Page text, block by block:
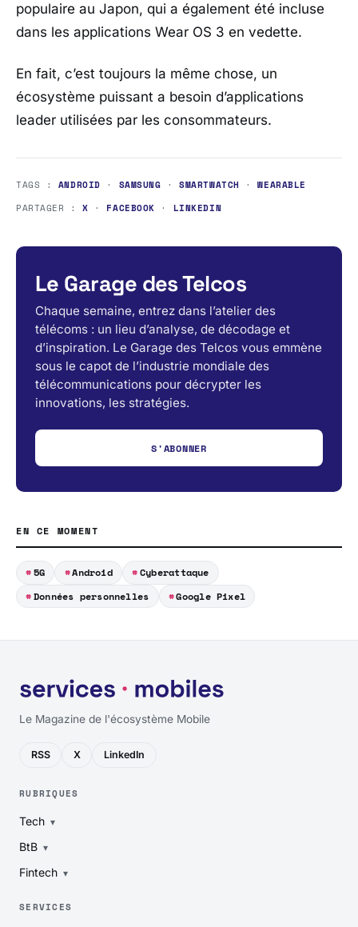
populaire au Japon, qui a également été incluse
dans les applications Wear OS 3 en vedette.
En fait, c’est toujours la même chose, un
écosystème puissant a besoin d’applications
leader utilisées par les consommateurs.
TAGS : ANDROID · SAMSUNG ·SMARTWATCH ·WEARABLE
PARTAGER :X · FACEBOOK · LINKEDIN
Le Garage des Telcos
Chaque semaine, entrez dans l’atelier des
télécoms : un lieu d’analyse, de décodage et
d’inspiration. Le Garage des Telcos vous emmène
sous le capot de l’industrie mondiale des
télécommunications pour décrypter les
innovations, les stratégies.
S'ABONNER
EN CE MOMENT
5G Android
Cyberattaque
Données personnelles
Google Pixel
Le Magazine de l'écosystème Mobile
RSS X LinkedIn
RUBRIQUES
Tech
BtB
Fintech
SERVICES